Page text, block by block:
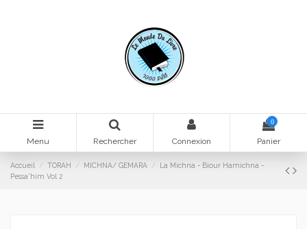
Menu Rechercher Connexion
0
Panier
Accueil TORAH MICHNA/ GEMARA
La Michna - Biour Hamichna -
Pessa'him Vol 2